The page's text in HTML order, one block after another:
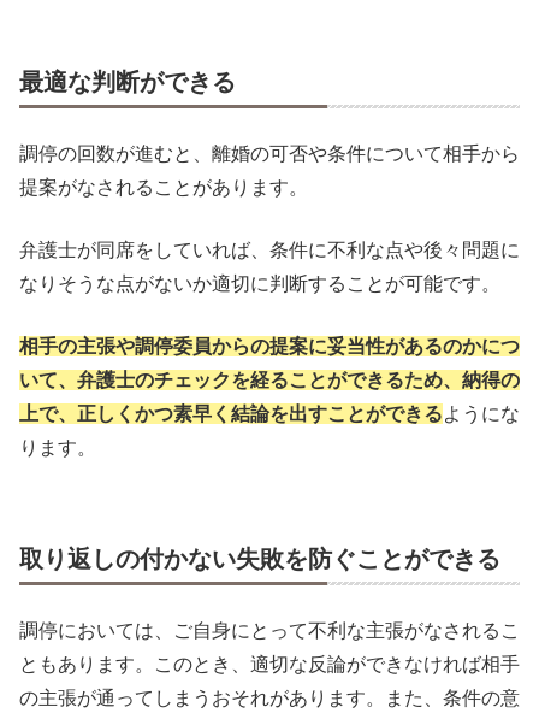
最適な判断ができる
調停の回数が進むと、離婚の可否や条件について相手から
提案がなされることがあります。
弁護士が同席をしていれば、条件に不利な点や後々問題に
なりそうな点がないか適切に判断することが可能です。
相手の主張や調停委員からの提案に妥当性があるのかにつ
いて、弁護士のチェックを経ることができるため、納得の
上で、正しくかつ素早く結論を出すことができるようにな
ります。
取り返しの付かない失敗を防ぐことができる
調停においては、ご自身にとって不利な主張がなされるこ
ともあります。このとき、適切な反論ができなければ相手
の主張が通ってしまうおそれがあります。また、条件の意